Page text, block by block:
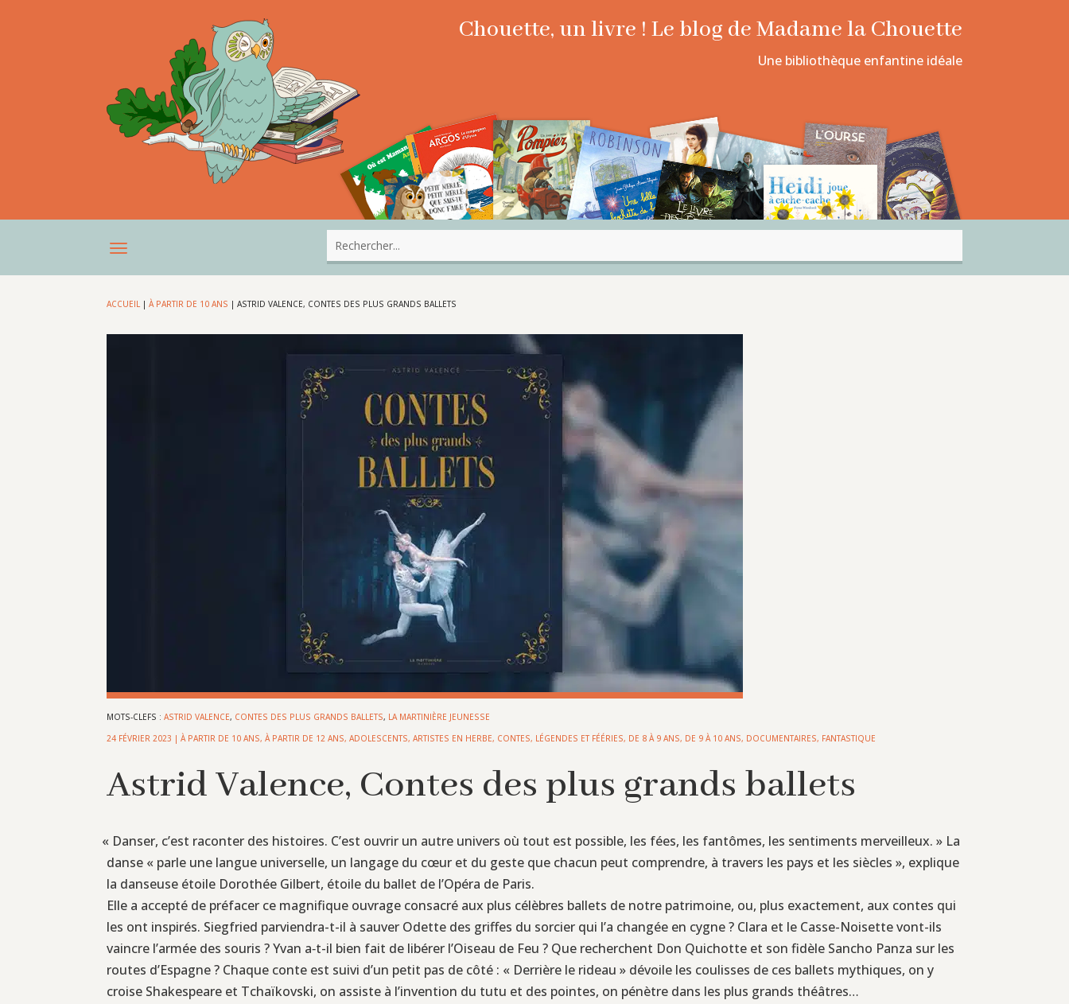
Chouette, un livre ! Le blog de Madame la Chouette
Une bibliothèque enfantine idéale
ACCUEIL |À PARTIR DE 10 ANS |ASTRID VALENCE, CONTES DES PLUS GRANDS BALLETS
MOTS-CLEFS :ASTRID VALENCE, CONTES DES PLUS GRANDS BALLETS, LA MARTINIÈRE JEUNESSE
24 FÉVRIER 2023 |À PARTIR DE 10 ANS,À PARTIR DE 12 ANS,ADOLESCENTS,ARTISTES EN HERBE, CONTES, LÉGENDES ET FÉÉRIES, DE 8 À 9 ANS, DE 9 À 10 ANS, DOCUMENTAIRES, FANTASTIQUE
Astrid Valence, Contes des plus grands ballets
« Danser, c’est raconter des histoires. C’est ouvrir un autre univers où tout est possible, les fées, les fantômes, les sentiments merveilleux. » La
danse « parle une langue universelle, un langage du cœur et du geste que chacun peut comprendre, à travers les pays et les siècles », explique
la danseuse étoile Dorothée Gilbert, étoile du ballet de l’Opéra de Paris.
Elle a accepté de préfacer ce magnifique ouvrage consacré aux plus célèbres ballets de notre patrimoine, ou, plus exactement, aux contes qui
les ont inspirés. Siegfried parviendra-t-il à sauver Odette des griffes du sorcier qui l’a changée en cygne ? Clara et le Casse-Noisette vont-ils
vaincre l’armée des souris ? Yvan a‑t-il bien fait de libérer l’Oiseau de Feu ? Que recherchent Don Quichotte et son fidèle Sancho Panza sur les
routes d’Espagne ? Chaque conte est suivi d’un petit pas de côté : « Derrière le rideau » dévoile les coulisses de ces ballets mythiques, on y
croise Shakespeare et Tchaïkovski, on assiste à l’invention du tutu et des pointes, on pénètre dans les plus grands théâtres…